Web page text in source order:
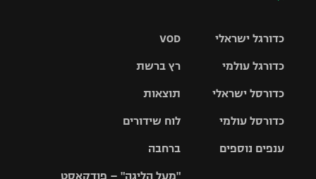
VOD
רץ ברשת
תוצאות
לוח שידורים
ברחבה
"מעל הליגה" – פודקאסט
כדורגל ישראלי
גביע הטוטו
כדורגל עולמי
האלופות
ליגה
כדורסל ישראלי
סל
כדורסל עולמי
ענפים נוספים